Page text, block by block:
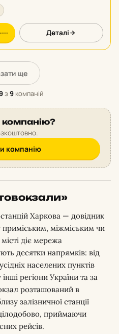
Деталі
ще
з 9 компаній
компанію
Харкова — довідник
приміським, міжміським чи
діє мережа
десятки напрямків: від
населених пунктів
регіони України та за
розташований в
залізничної станції
приймаючи
рейсів.